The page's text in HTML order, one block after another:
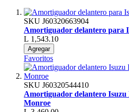
SKU J60320663904
Amortiguador delantero para
L 1,543.10
Agregar
Favoritos
SKU J60320544410
Amortiguador delantero Isuzu
Monroe